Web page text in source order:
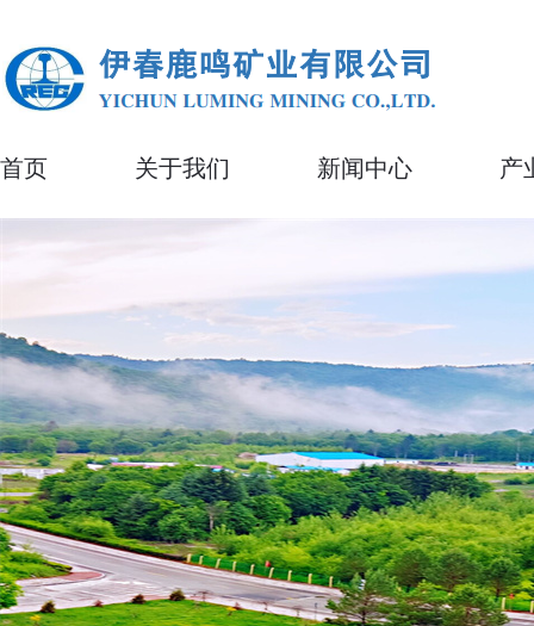
首页 关于我们 新闻中心 产